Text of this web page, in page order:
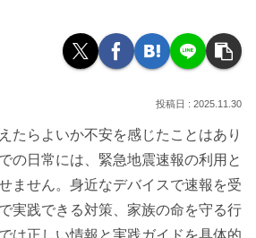
2025.11.30
たらよいか不安を感じたことはあり
の日常には、緊急地震速報の利用と
ません。身近なデバイスで速報を受
実践できる対策、家族の命を守る行
は正しい情報と実践ガイドを具体的